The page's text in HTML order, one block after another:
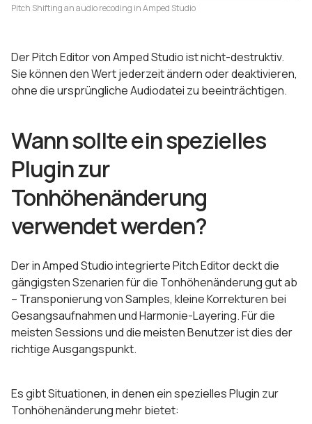
Pitch Shifting an audio recoding in Amped Studio
Der Pitch Editor von Amped Studio ist nicht-destruktiv.
Sie können den Wert jederzeit ändern oder deaktivieren,
ohne die ursprüngliche Audiodatei zu beeinträchtigen.
Wann sollte ein spezielles
Plugin zur
Tonhöhenänderung
verwendet werden?
Der in Amped Studio integrierte Pitch Editor deckt die
gängigsten Szenarien für die Tonhöhenänderung gut ab
– Transponierung von Samples, kleine Korrekturen bei
Gesangsaufnahmen und Harmonie-Layering. Für die
meisten Sessions und die meisten Benutzer ist dies der
richtige Ausgangspunkt.
Es gibt Situationen, in denen ein spezielles Plugin zur
Tonhöhenänderung mehr bietet: